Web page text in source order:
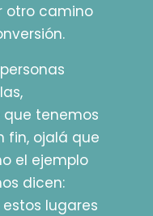
otro camino
tenemos
fin, ojalá que
el ejemplo
dicen:
estos lugares